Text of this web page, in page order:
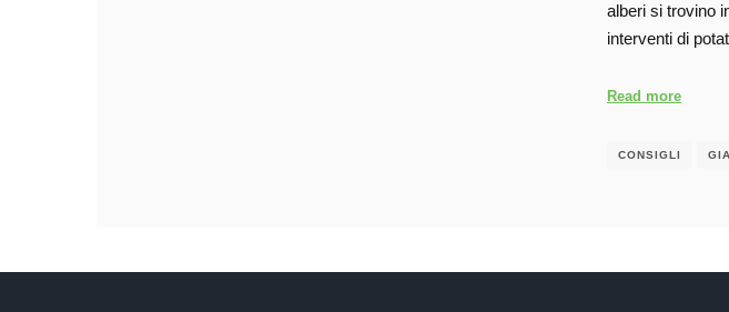
alberi si trovino
interventi di
Read more
CONSIGLI